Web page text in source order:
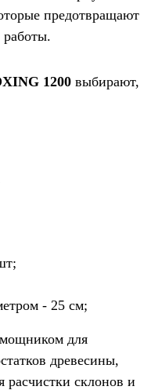
предотвращают
работы.
1200 выбирают,
- 25 см;
для
древесины,
расчистки склонов и